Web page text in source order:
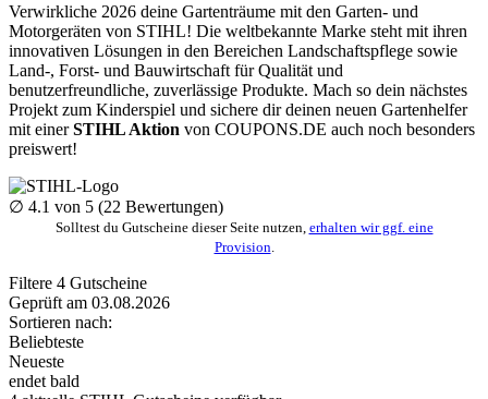
Verwirkliche 2026 deine Gartenträume mit den Garten- und
Motorgeräten von STIHL! Die weltbekannte Marke steht mit ihren
innovativen Lösungen in den Bereichen Landschaftspflege sowie
Land-, Forst- und Bauwirtschaft für Qualität und
benutzerfreundliche, zuverlässige Produkte. Mach so dein nächstes
Projekt zum Kinderspiel und sichere dir deinen neuen Gartenhelfer
mit einerSTIHL Aktion von COUPONS.DE auch noch besonders
preiswert!
∅ 4.1 von 5 (22 Bewertungen)
Solltest du Gutscheine dieser Seite nutzen, erhalten wir ggf. eine
Provision
Filtere 4 Gutscheine
Geprüft am 03.08.2026
Sortieren nach:
Beliebteste
Neueste
endet bald